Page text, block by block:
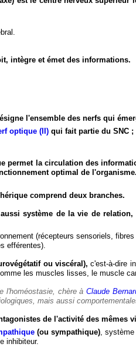
intègre et émet des informations.
l'ensemble des nerfs qui
optique (II) qui fait partie du SNC ;
permet la circulation des
optimal de l'organisme.
comprend deux branches.
système de la vie de relation,
(récepteurs sensoriels,
efférentes).
ou viscéral), c'est-à-dire
les muscles lisses, le muscle
l'homéostasie, chère àClaude
mais aussi
de l'activité des mêmes
(ou sympathique), système
inhibiteur.